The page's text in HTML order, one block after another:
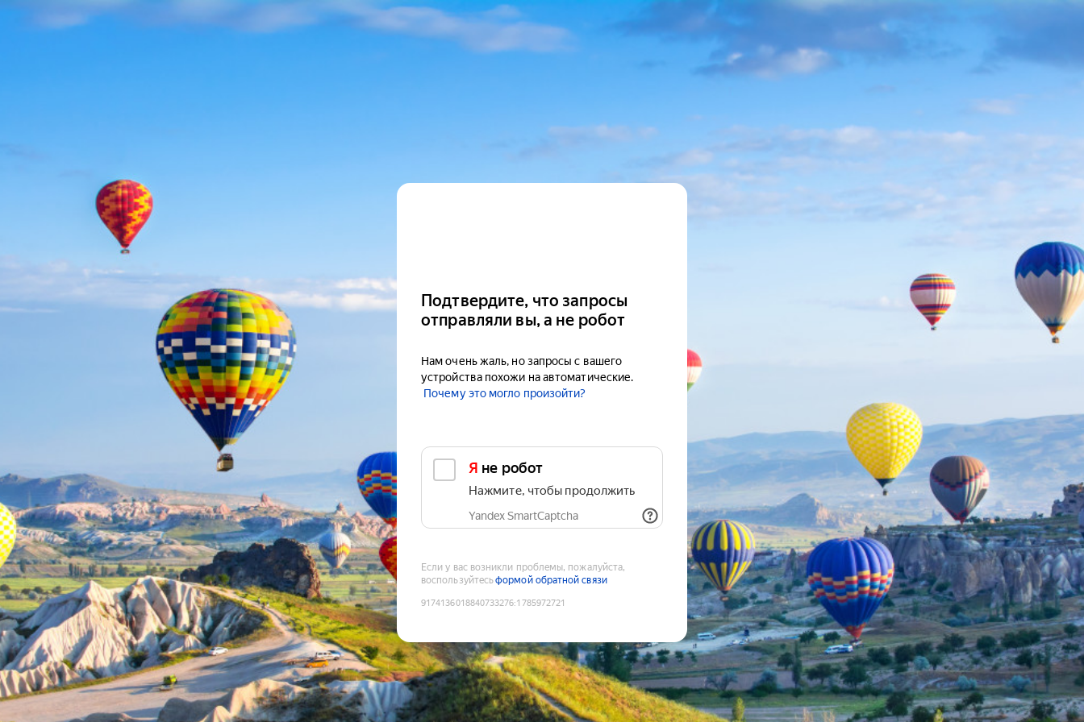
Подтвердите, что запросы
отправляли вы, а не робот
Нам очень жаль, но запросы с вашего
устройства похожи на автоматические.
Почему это могло произойти?
Я не робот
Нажмите, чтобы продолжить
Yandex SmartCaptcha
Если у вас возникли проблемы, пожалуйста,
воспользуйтесьформой обратной связи
9174136018840733276:1785972721